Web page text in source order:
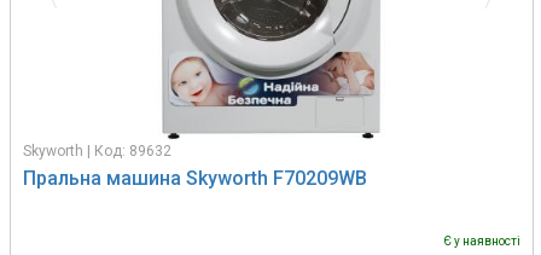
Skyworth | Код: 89632
Пральна машина Skyworth F70209WB
Є у наявності